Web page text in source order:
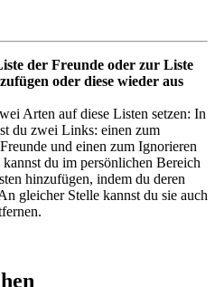
der Freunde oder zur Liste
oder diese wieder aus
Arten auf diese Listen setzen: In
du zwei Links: einen zum
und einen zum Ignorieren
du im persönlichen Bereich
hinzufügen, indem du deren
gleicher Stelle kannst du sie auch